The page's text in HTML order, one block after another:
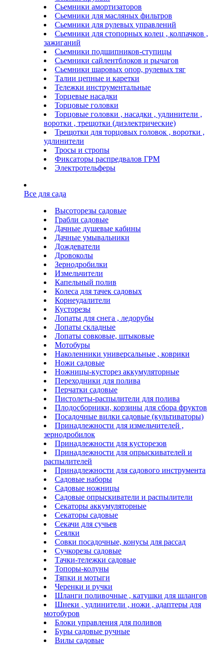
Сьемники амортизаторов
Сьемники для масляных фильтров
Сьемники для рулевых управлений
Сьемники для стопорных колец , колпачков ,
зажиганий
Сьемники подшипников-ступицы
Сьемники сайлентблоков и рычагов
Сьемники шаровых опор, рулевых тяг
Талии цепные и каретки
Тележки инструментальные
Торцевые насадки
Торцовые головки
Торцовые головки , насадки , удлинители ,
воротки , трещотки (диэлектрические)
Трещотки для торцовых головок , воротки ,
удлинители
Тросы и стропы
Фиксаторы распредвалов ГРМ
Электротельферы
Все для сада
Высоторезы садовые
Грабли садовые
Дачные душевые кабины
Дачные умывальники
Дождеватели
Дровоколы
Зернодробилки
Измельчители
Капельный полив
Колеса для тачек садовых
Корнеудалители
Кусторезы
Лопаты для снега , ледорубы
Лопаты складные
Лопаты совковые, штыковые
Мотобуры
Наколенники универсальные , коврики
Ножи садовые
Ножницы-кусторез аккумуляторные
Переходники для полива
Перчатки садовые
Пистолеты-распылители для полива
Плодосборники, корзины для сбора фруктов
Посадочные вилки садовые (культиваторы)
Принадлежности для измельчителей ,
зернодробилок
Принадлежности для кусторезов
Принадлежности для опрыскивателей и
распылителей
Принадлежности для садового инструмента
Садовые наборы
Садовые ножницы
Садовые опрыскиватели и распылители
Секаторы аккумуляторные
Секаторы садовые
Секачи для сучьев
Сеялки
Совки посадочные, конусы для рассад
Сучкорезы садовые
Тачки-тележки садовые
Топоры-колуны
Тяпки и мотыги
Черенки и ручки
Шланги поливочные , катушки для шлангов
Шнеки , удлинители , ножи , адаптеры для
мотобуров
Блоки управления для поливов
Буры садовые ручные
Вилы садовые